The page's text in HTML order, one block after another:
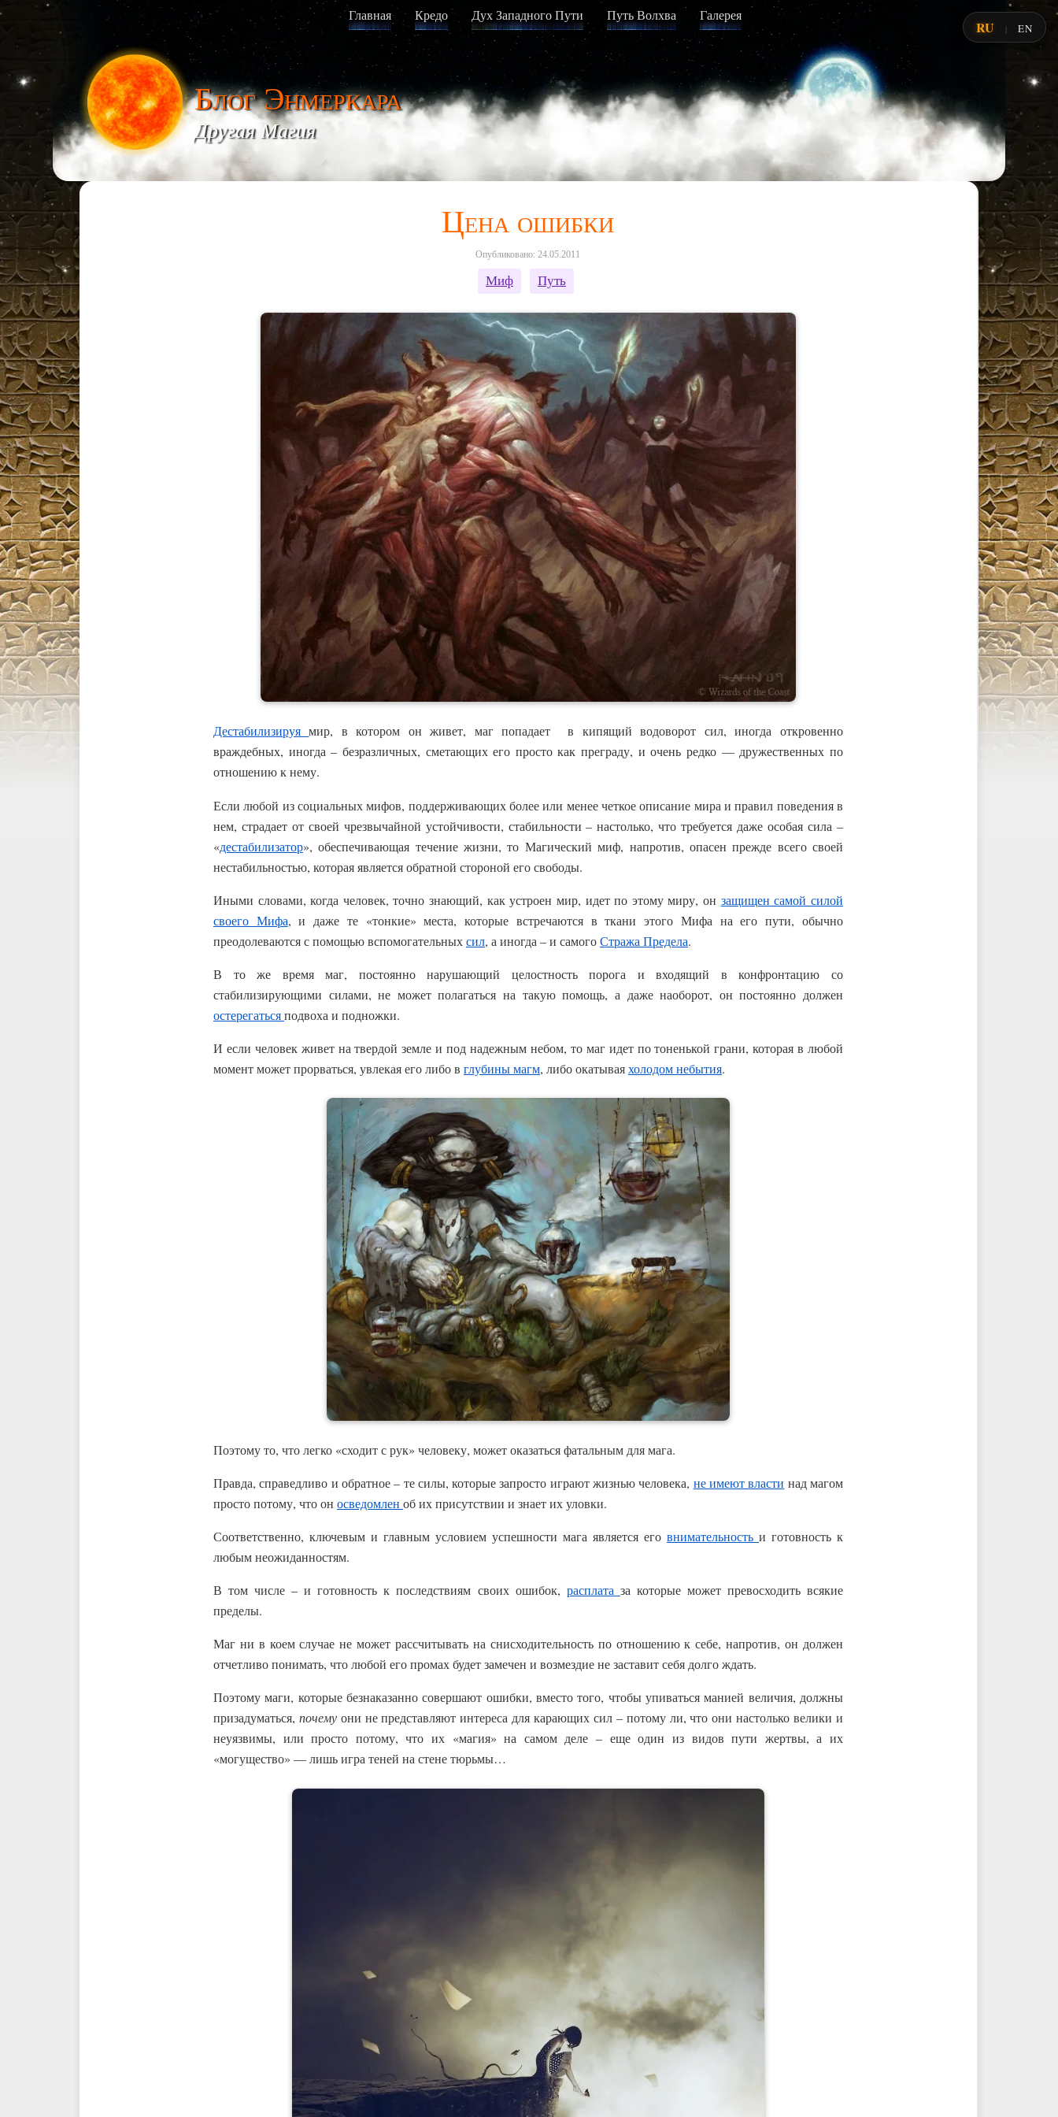
Главная Кредо Дух Западного Пути Путь Волхва Галерея
Блог Энмеркара
Другая Магия
Цена ошибки
Опубликовано: 24.05.2011
Миф Путь
Дестабилизируямир, в котором он живет, маг попадает в кипящий водоворот сил, иногда откровенно
враждебных, иногда – безразличных, сметающих его просто как преграду, и очень редко — дружественных по
отношению к нему.
Если любой из социальных мифов, поддерживающих более или менее четкое описание мира и правил поведения в
нем, страдает от своей чрезвычайной устойчивости, стабильности – настолько, что требуется даже особая сила –
«дестабилизатор», обеспечивающая течение жизни, то Магический миф, напротив, опасен прежде всего своей
нестабильностью, которая является обратной стороной его свободы.
Иными словами, когда человек, точно знающий, как устроен мир, идет по этому миру, он защищен самой силой
своего Мифа, и даже те «тонкие» места, которые встречаются в ткани этого Мифа на его пути, обычно
преодолеваются с помощью вспомогательныхсил, а иногда – и самогоСтража Предела.
В то же время маг, постоянно нарушающий целостность порога и входящий в конфронтацию со
стабилизирующими силами, не может полагаться на такую помощь, а даже наоборот, он постоянно должен
остерегатьсяподвоха и подножки.
И если человек живет на твердой земле и под надежным небом, то маг идет по тоненькой грани, которая в любой
момент может прорваться, увлекая его либо в глубины магм, либо окатываяхолодом небытия.
Поэтому то, что легко «сходит с рук» человеку, может оказаться фатальным для мага.
Правда, справедливо и обратное – те силы, которые запросто играют жизнью человека, не имеют власти над магом
просто потому, что он осведомлен об их присутствии и знает их уловки.
Соответственно, ключевым и главным условием успешности мага является его внимательность и готовность к
любым неожиданностям.
В том числе – и готовность к последствиям своих ошибок, расплата за которые может превосходить всякие
пределы.
Маг ни в коем случае не может рассчитывать на снисходительность по отношению к себе, напротив, он должен
отчетливо понимать, что любой его промах будет замечен и возмездие не заставит себя долго ждать.
Поэтому маги, которые безнаказанно совершают ошибки, вместо того, чтобы упиваться манией величия, должны
призадуматься, почемуони не представляют интереса для карающих сил – потому ли, что они настолько велики и
неуязвимы, или просто потому, что их «магия» на самом деле – еще один из видов пути жертвы, а их
«могущество» — лишь игра теней на стене тюрьмы…
RU | EN